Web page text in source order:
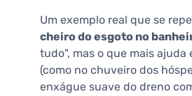
Um exemplo real que se
cheiro do esgoto no
tudo", mas o que mais
(como no chuveiro dos
enxágue suave do dreno